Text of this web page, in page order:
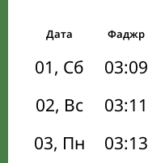
Дата Фаджр
01, Сб 03:09
02, Вс
03:11
03, Пн
03:13